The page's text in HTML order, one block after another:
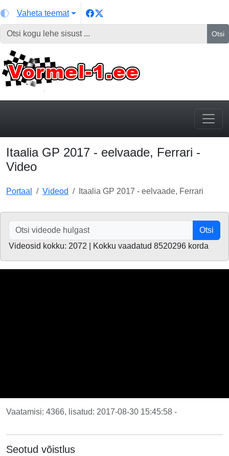
Vaheta teemat
Otsi
Itaalia GP 2017 - eelvaade, Ferrari -
Video
Portaal Videod Itaalia GP 2017 - eelvaade, Ferrari
Otsi
Videosid kokku: 2072 | Kokku vaadatud 8520296 korda
Vaatamisi: 4366, lisatud: 2017-08-30 15:45:58 -
Seotud võistlus